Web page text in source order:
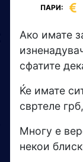
ПАРИ:
Ако имате
сфатите
Ќе имате
свртеле
Многу е
некои